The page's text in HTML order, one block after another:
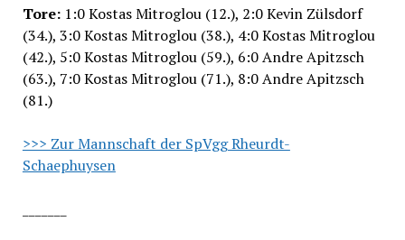
Tore: 1:0 Kostas Mitroglou (12.), 2:0 Kevin Zülsdorf
(34.), 3:0 Kostas Mitroglou (38.), 4:0 Kostas Mitroglou
(42.), 5:0 Kostas Mitroglou (59.), 6:0 Andre Apitzsch
(63.), 7:0 Kostas Mitroglou (71.), 8:0 Andre Apitzsch
(81.)
>>> Zur Mannschaft der SpVgg Rheurdt-
Schaephuysen